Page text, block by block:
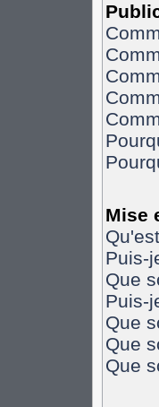
Mise
Puis-
Que
Puis-
Que
Que
Que